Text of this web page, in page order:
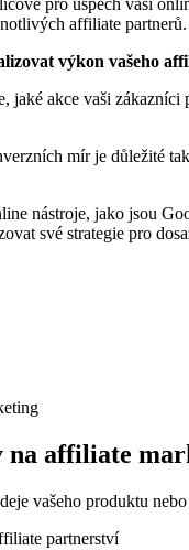
affiliate partnerů.
výkon vašeho
jaké akce vaši
mír je důležité
nástroje, jako jsou
své strategie pro
na affiliate
vašeho produktu
partnerství